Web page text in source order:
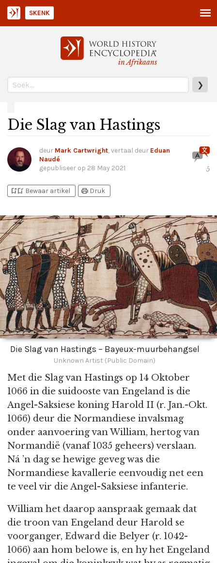
in Afrikaans
❯
SKENK
Die Slag van Hastings
deur Mark Cartwright, vertaal deur Eduan
Naudé
gepubliseer op 28 May 2021 5
bookmark_addbookmark_added Bewaar artikel print Druk
Die Slag van Hastings – Bayeux-muurbehangsel
Unknown Artist (Public Domain)
Met die Slag van Hastings op 14 Oktober
1066 in die suidooste van Engeland is die
Angel-Saksiese koning Harold II (r. Jan.-Okt.
1066) deur die Normandiese invalsmag
onder aanvoering van William, hertog van
Normandië (vanaf 1035 geheers) verslaan.
Ná ’n dag se hewige geveg was die
Normandiese kavallerie eenvoudig net een
te veel vir die Angel-Saksiese infanterie.
William het daarop aanspraak gemaak dat
die troon van Engeland deur Harold se
voorganger, Edward die Belyer (r. 1042-
1066) aan hom belowe is, en hy het Engeland